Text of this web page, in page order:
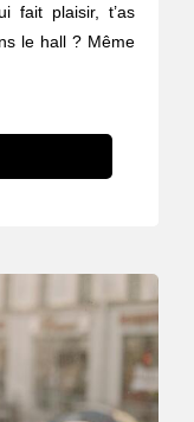
fait plaisir, t’as
le hall ? Même